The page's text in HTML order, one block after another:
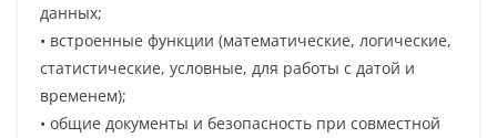
данных;
• встроенные функции (математические, логические,
статистические, условные, для работы с датой и
временем);
• общие документы и безопасность при совместной